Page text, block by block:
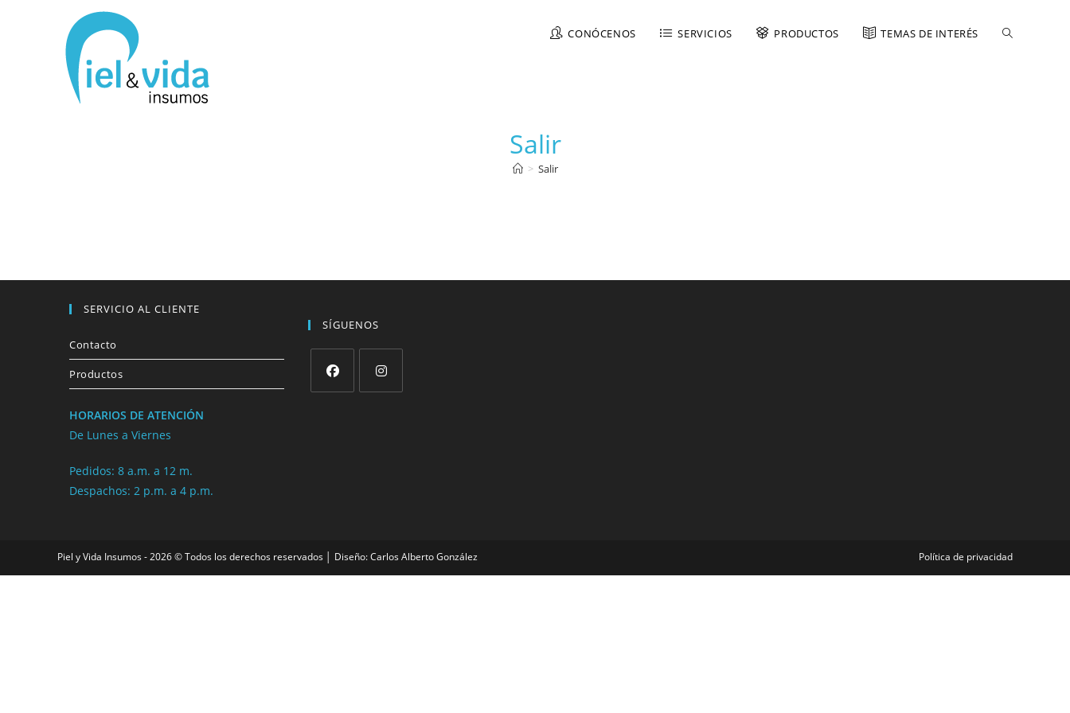
CONÓCENOS SERVICIOS PRODUCTOS TEMAS DE INTERÉS
Salir
> Salir
SERVICIO AL CLIENTE
Contacto
Productos
HORARIOS DE ATENCIÓN
De Lunes a Viernes
Pedidos: 8 a.m. a 12 m.
Despachos: 2 p.m. a 4 p.m.
SÍGUENOS
Política de privacidad
Piel y Vida Insumos - 2026 © Todos los derechos reservados │ Diseño: Carlos Alberto González